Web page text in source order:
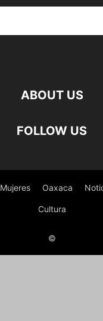
ABOUT US
FOLLOW US
Mujeres Oaxaca
Cultura
©